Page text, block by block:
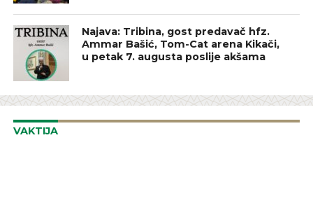
Najava: Tribina, gost predavač hfz.
Ammar Bašić, Tom-Cat arena Kikači,
u petak 7. augusta poslije akšama
VAKTIJA